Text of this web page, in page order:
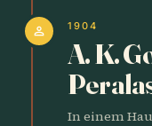
person 1904
A. K.
In einem